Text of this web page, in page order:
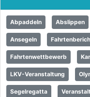
Abpaddeln Abslippen
Ansegeln
Fahrtenwettbewerb
LKV-Veranstaltung
Segelregatta